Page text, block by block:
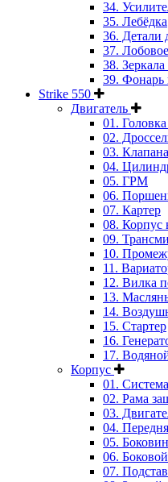
34.
35. Лебёдка
36. Детали
37.
38. Зеркала
39. Фонарь
Strike 550
Двигатель
01.
02.
03. Клапана
04.
05. ГРМ
06.
07. Картер
08. Корпус
09.
10.
11.
12. Вилка
13.
14.
15. Стартер
16.
17.
Корпус
01.
02. Рама
03.
04.
05.
06.
07.